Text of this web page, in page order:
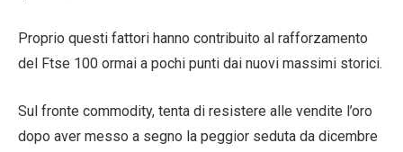
Proprio questi fattori hanno contribuito al rafforzamento
del Ftse 100 ormai a pochi punti dai nuovi massimi storici.
Sul fronte commodity, tenta di resistere alle vendite l’oro
dopo aver messo a segno la peggior seduta da dicembre